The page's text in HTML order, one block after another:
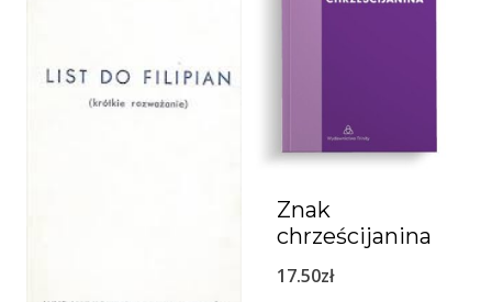
Znak
chrześcijanina
17.50zł